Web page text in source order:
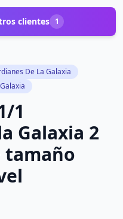
clientes 1
De La Galaxia
1
Galaxia 2
tamaño